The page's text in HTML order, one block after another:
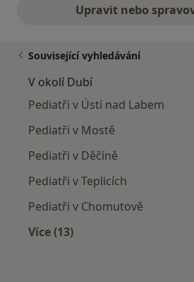
Upravit nebo
Související vyhledávání
V okolí Dubí
Pediatři v Ústí nad Labem
Pediatři v Mostě
Pediatři v Děčíně
Pediatři v Teplicích
Pediatři v Chomutově
Více (13)